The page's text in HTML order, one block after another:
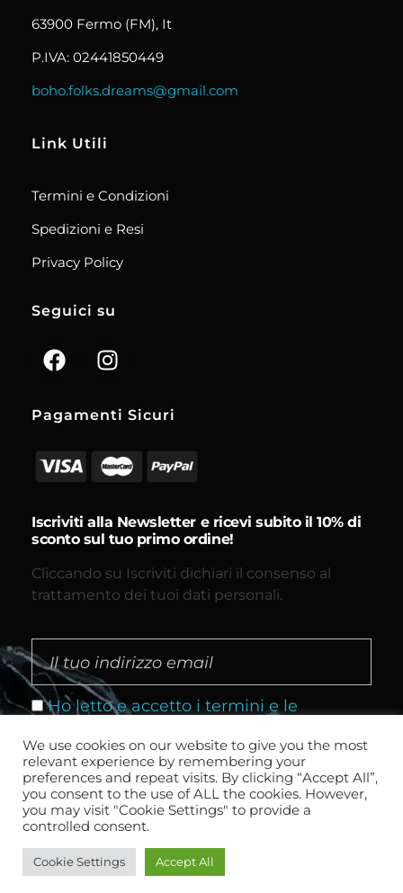
63900 Fermo (FM), It
P.IVA: 02441850449
boho.folks.dreams@gmail.com
Link Utili
Termini e Condizioni
Spedizioni e Resi
Privacy Policy
Seguici su
Pagamenti Sicuri
Iscriviti alla Newsletter e ricevi subito il 10% di
sconto sul tuo primo ordine!
Cliccando su Iscriviti dichiari il consenso al
trattamento dei tuoi dati personali.
Ho letto e accetto i termini e le
2024 _ Tutti i diritti riservati _© Wemadeit Studio
We use cookies on our website to give you the most
relevant experience by remembering your
preferences and repeat visits. By clicking “Accept All”,
you consent to the use of ALL the cookies. However,
you may visit "Cookie Settings" to provide a
controlled consent.
Cookie Settings Accept All